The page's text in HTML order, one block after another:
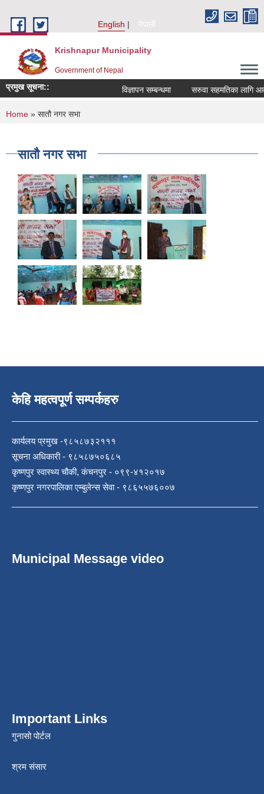
English
नेपाली
Krishnapur Municipality
Government of Nepal
प्रमुख सूचना:: विज्ञापन सम्बन्धमा सरुवा सहमतिका लागि
You are here
Home » सातौ नगर सभा
सातौ नगर सभा
केहि महत्वपूर्ण सम्पर्कहरु
कार्यलय प्रमुख -९८५८७३२१११
सूचना अधिकारी - ९८५८७५०६८५
कृष्णपुर स्वास्थ्य चौकी, कंचनपुर - ०९९-४१२०१७
कृष्णपुर नगरपालिका एम्बुलेन्स सेवा - ९८६५५७६००७
Municipal Message video
Important Links
गुनासो पोर्टल
श्रम संसार